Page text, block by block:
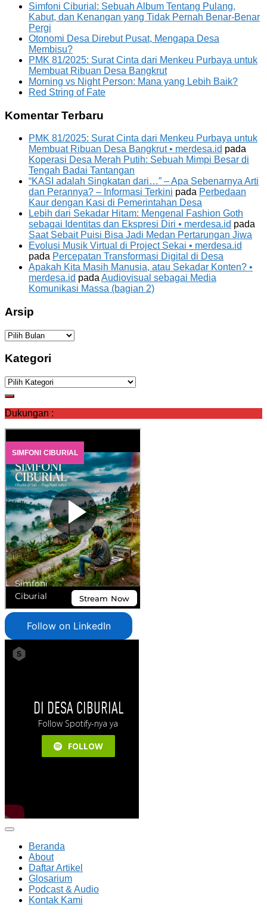
Simfoni Ciburial: Sebuah Album Tentang Pulang,
Kabut, dan Kenangan yang Tidak Pernah Benar-Benar
Pergi
Otonomi Desa Direbut Pusat, Mengapa Desa
Membisu?
PMK 81/2025: Surat Cinta dari Menkeu Purbaya untuk
Membuat Ribuan Desa Bangkrut
Morning vs Night Person: Mana yang Lebih Baik?
Red String of Fate
Komentar Terbaru
PMK 81/2025: Surat Cinta dari Menkeu Purbaya untuk
Membuat Ribuan Desa Bangkrut • merdesa.id pada
Koperasi Desa Merah Putih: Sebuah Mimpi Besar di
Tengah Badai Tantangan
“KASI adalah Singkatan dari…” – Apa Sebenarnya Arti
dan Perannya? – Informasi Terkini pada Perbedaan
Kaur dengan Kasi di Pemerintahan Desa
Lebih dari Sekadar Hitam: Mengenal Fashion Goth
sebagai Identitas dan Ekspresi Diri • merdesa.id pada
Saat Sebait Puisi Bisa Jadi Medan Pertarungan Jiwa
Evolusi Musik Virtual di Project Sekai • merdesa.id
pada Percepatan Transformasi Digital di Desa
Apakah Kita Masih Manusia, atau Sekadar Konten? •
merdesa.id pada Audiovisual sebagai Media
Komunikasi Massa (bagian 2)
Arsip
Arsip
Kategori
Kategori
Dukungan :
Follow on LinkedIn
Beranda
About
Daftar Artikel
Glosarium
Podcast & Audio
Kontak Kami